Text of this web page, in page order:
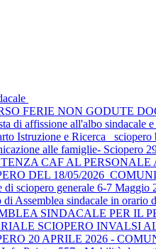
FERIE NON GODUTE
di affissione all'albo sindacale
Istruzione e Ricerca_
alle famiglie- Sciopero
CAF AL PERSONALE
DEL 18/05/
di sciopero generale 6-7 Maggio
di Assemblea sindacale in orario
SINDACALE PER IL
SCIOPERO INVALSI
20 APRILE 2026 -